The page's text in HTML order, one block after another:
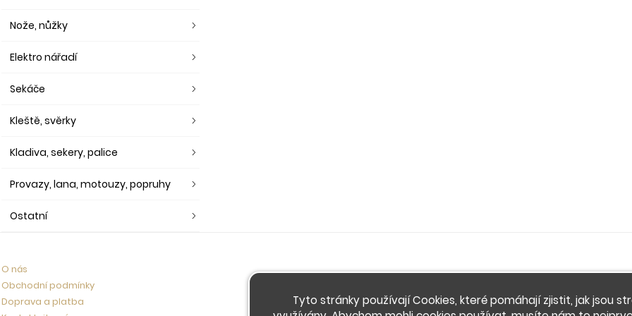
Nože, nůžky
Elektro nářadí
Sekáče
Kleště, svěrky
Kladiva, sekery, palice
Provazy, lana, motouzy, popruhy
Ostatní
O nás
Obchodní podmínky
Doprava a platba
Tyto stránky používají Cookies, které pomáhají zjistit, jak jsou